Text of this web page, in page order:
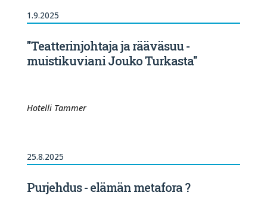
1.9.2025
"Teatterinjohtaja ja rääväsuu -
muistikuviani Jouko Turkasta"
Hotelli Tammer
25.8.2025
Purjehdus - elämän metafora ?